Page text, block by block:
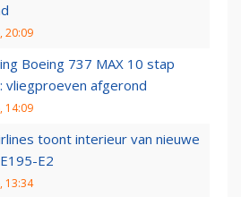
20:09
Boeing 737 MAX 10 stap
vliegproeven afgerond
14:09
toont interieur van nieuwe
E2
13:34